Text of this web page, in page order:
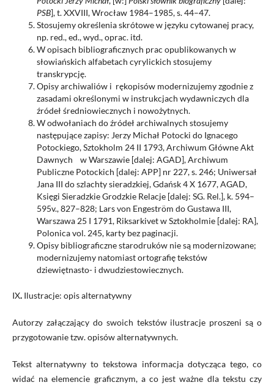
PSB], t. XXVIII, Wrocław 1984–1985, s. 44–47.
Stosujemy określenia skrótowe w języku cytowanej pracy,
np. red., ed., wyd., oprac. itd.
W opisach bibliograficznych prac opublikowanych w
słowiańskich alfabetach cyrylickich stosujemy
transkrypcję.
Opisy archiwaliów i rękopisów modernizujemy zgodnie z
zasadami określonymi w instrukcjach wydawniczych dla
źródeł średniowiecznych i nowożytnych.
W odwołaniach do źródeł archiwalnych stosujemy
następujące zapisy: Jerzy Michał Potocki do Ignacego
Potockiego, Sztokholm 24 II 1793, Archiwum Główne Akt
Dawnych w Warszawie [dalej: AGAD], Archiwum
Publiczne Potockich [dalej: APP] nr 227, s. 246; Uniwersał
Jana III do szlachty sieradzkiej, Gdańsk 4 X 1677, AGAD,
Księgi Sieradzkie Grodzkie Relacje [dalej: SG. Rel.], k. 594–
595v., 827–828; Lars von Engeström do Gustawa III,
Warszawa 25 I 1791, Riksarkivet w Sztokholmie [dalej: RA],
Polonica vol. 245, karty bez paginacji.
Opisy bibliograficzne starodruków nie są modernizowane;
modernizujemy natomiast ortografię tekstów
dziewiętnasto- i dwudziestowiecznych.
IX. Ilustracje: opis alternatywny
Autorzy załączający do swoich tekstów ilustracje proszeni są o
przygotowanie tzw. opisów alternatywnych.
Tekst alternatywny to tekstowa informacja dotycząca tego, co
widać na elemencie graficznym, a co jest ważne dla tekstu czy